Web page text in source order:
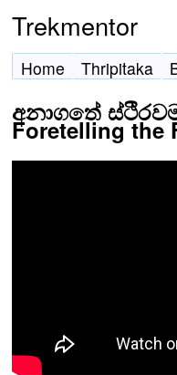
Trekmentor
Home Thripitaka
අනාගතේ
Foretelling the